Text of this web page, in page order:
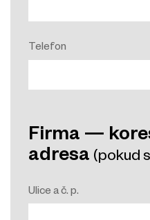
Telefon
Firma —
adresa (pokud
Ulice a č. p.